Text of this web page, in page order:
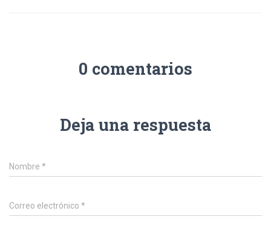
0 comentarios
Deja una respuesta
Nombre *
Correo electrónico *